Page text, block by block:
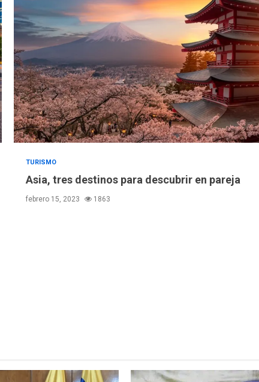
TURISMO
Asia, tres destinos para descubrir en pareja
febrero 15, 2023 1863